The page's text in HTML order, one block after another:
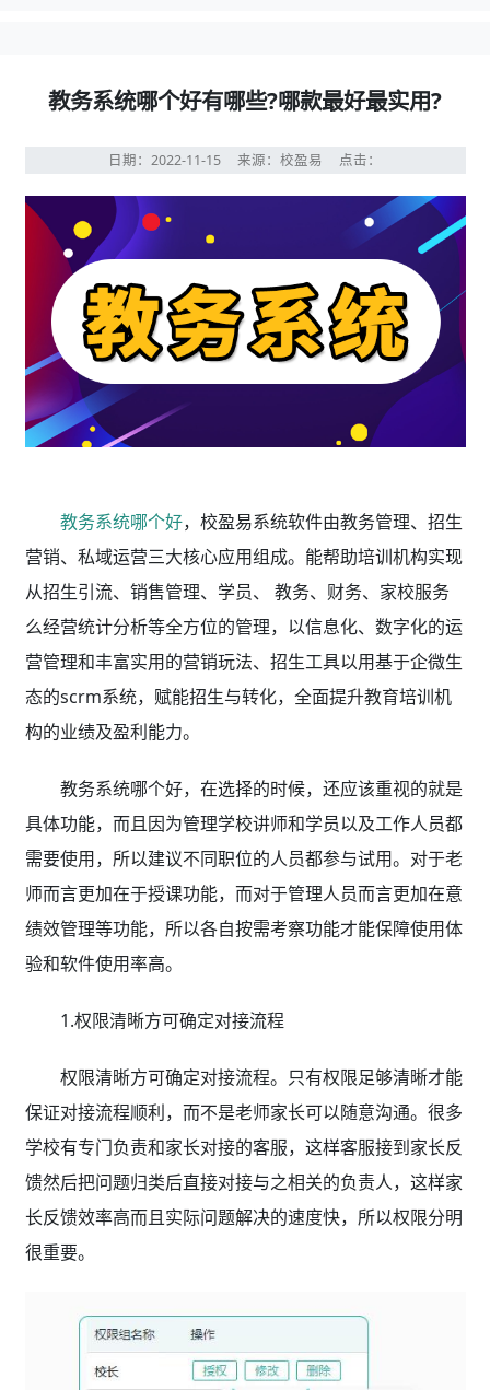
教务系统哪个好有哪些?哪款最好最实用?
日期：2022-11-15 来源：校盈易 点击：
教务系统哪个好，校盈易系统软件由教务管理、招生
营销、私域运营三大核心应用组成。能帮助培训机构实现
从招生引流、销售管理、学员、 教务、财务、家校服务
么经营统计分析等全方位的管理，以信息化、数字化的运
营管理和丰富实用的营销玩法、招生工具以用基于企微生
态的scrm系统，赋能招生与转化，全面提升教育培训机
构的业绩及盈利能力。
教务系统哪个好，在选择的时候，还应该重视的就是
具体功能，而且因为管理学校讲师和学员以及工作人员都
需要使用，所以建议不同职位的人员都参与试用。对于老
师而言更加在于授课功能，而对于管理人员而言更加在意
绩效管理等功能，所以各自按需考察功能才能保障使用体
验和软件使用率高。
1.权限清晰方可确定对接流程
权限清晰方可确定对接流程。只有权限足够清晰才能
保证对接流程顺利，而不是老师家长可以随意沟通。很多
学校有专门负责和家长对接的客服，这样客服接到家长反
馈然后把问题归类后直接对接与之相关的负责人，这样家
长反馈效率高而且实际问题解决的速度快，所以权限分明
很重要。